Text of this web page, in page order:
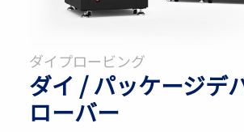
ダイプロービング
ダイ / パッケージデ
ローバー